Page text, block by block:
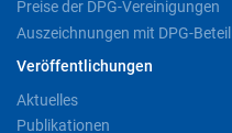
Preise der DPG-Vereinigungen
Auszeichnungen mit DPG-
Veröffentlichungen
Aktuelles
Publikationen